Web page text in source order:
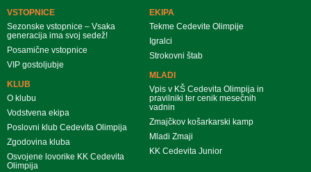
VSTOPNICE
Sezonske vstopnice – Vsaka
generacija ima svoj sedež!
Posamične vstopnice
VIP gostoljubje
KLUB
O klubu
Vodstvena ekipa
Poslovni klub Cedevita Olimpija
Zgodovina kluba
Osvojene lovorike KK Cedevita
Olimpija
EKIPA
Tekme Cedevite Olimpije
Igralci
Strokovni štab
MLADI
Vpis v KŠ Cedevita Olimpija in
pravilniki ter cenik mesečnih
vadnin
Zmajčkov košarkarski kamp
Mladi Zmaji
KK Cedevita Junior